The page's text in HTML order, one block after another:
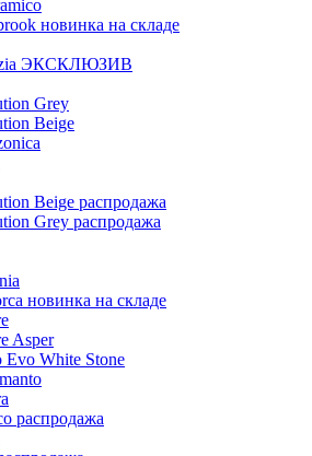
новинка на складе
ЭКСКЛЮЗИВ
Grey
Beige
Beige распродажа
Grey распродажа
новинка на складе
Asper
Evo White Stone
распродажа